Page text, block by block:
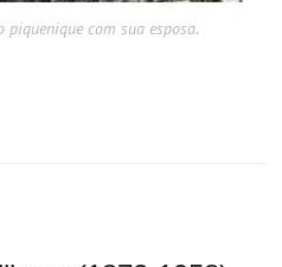
com sua esposa.